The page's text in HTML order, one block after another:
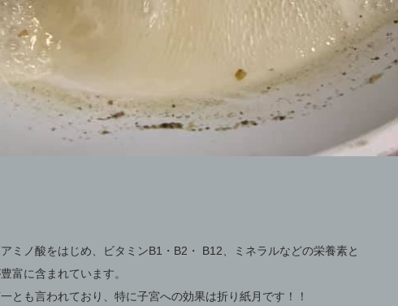
ミノ酸をはじめ、
ビタミンB1・B2・ B12、ミネラルなどの栄養素と
富に含まれています。
とも言われており、特に子宮への効果は折り紙月です！！